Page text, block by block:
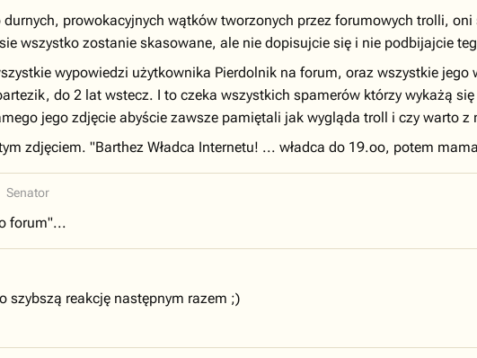
durnych, prowokacyjnych wątków tworzonych przez forumowych trolli,
wszystko zostanie skasowane, ale nie dopisujcie się i nie podbijajcie
wypowiedzi użytkownika Pierdolnik na forum, oraz wszystkie
do 2 lat wstecz. I to czeka wszystkich spamerów którzy wykażą
jego zdjęcie abyście zawsze pamiętali jak wygląda troll i czy warto z
zdjęciem. "Barthez Władca Internetu! ... władca do 19.oo, potem
Senator
forum"...
szybszą reakcję następnym razem ;)